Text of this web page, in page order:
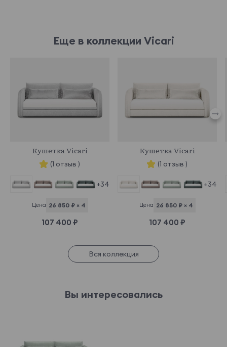
Еще в коллекции Vicari
Кушетка Vicari
(1 отзыв )
+34
Цена 26 850 ₽ × 4
107 400 ₽
Кушетка Vicari
(1 отзыв )
+34
Цена 26 850 ₽ × 4
107 400 ₽
Вся коллекция
Вы интересовались